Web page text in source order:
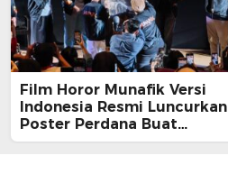
Film Horor Munafik Versi
Indonesia Resmi Luncurkan
Poster Perdana Buat
Kesan Spiritual Religi